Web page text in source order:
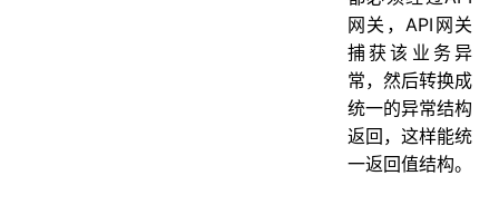
网关，API网关
捕获该业务异
常，然后转换成
统一的异常结构
返回，这样能统
一返回值结构。